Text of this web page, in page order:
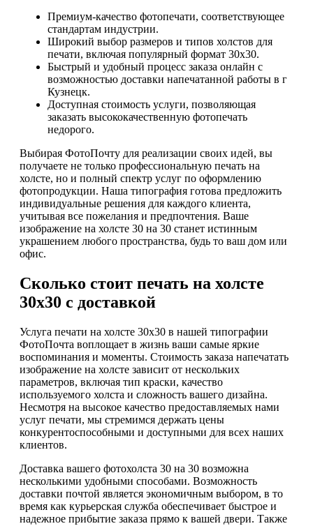
Премиум-качество фотопечати, соответствующее
стандартам индустрии.
Широкий выбор размеров и типов холстов для
печати, включая популярный формат 30х30.
Быстрый и удобный процесс заказа онлайн с
возможностью доставки напечатанной работы в г
Кузнецк.
Доступная стоимость услуги, позволяющая
заказать высококачественную фотопечать
недорого.
Выбирая ФотоПочту для реализации своих идей, вы
получаете не только профессиональную печать на
холсте, но и полный спектр услуг по оформлению
фотопродукции. Наша типография готова предложить
индивидуальные решения для каждого клиента,
учитывая все пожелания и предпочтения. Ваше
изображение на холсте 30 на 30 станет истинным
украшением любого пространства, будь то ваш дом или
офис.
Сколько стоит печать на холсте
30х30 с доставкой
Услуга печати на холсте 30х30 в нашей типографии
ФотоПочта воплощает в жизнь ваши самые яркие
воспоминания и моменты. Стоимость заказа напечатать
изображение на холсте зависит от нескольких
параметров, включая тип краски, качество
используемого холста и сложность вашего дизайна.
Несмотря на высокое качество предоставляемых нами
услуг печати, мы стремимся держать цены
конкурентоспособными и доступными для всех наших
клиентов.
Доставка вашего фотохолста 30 на 30 возможна
несколькими удобными способами. Возможность
доставки почтой является экономичным выбором, в то
время как курьерская служба обеспечивает быстрое и
надежное прибытие заказа прямо к вашей двери. Также